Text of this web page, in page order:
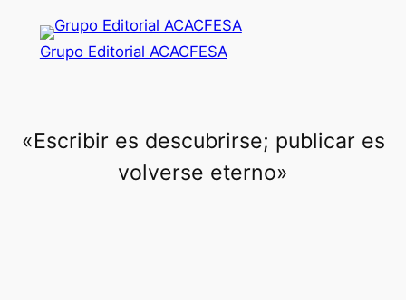
contenido
Grupo Editorial ACACFESA
«Escribir es descubrirse; publicar es
volverse eterno»